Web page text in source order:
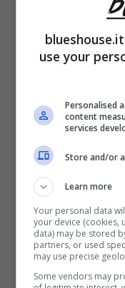
Diversi sono
snocciolati da
nel corso di
divertente però
loro figlio.
use your
Personalised
content
services
Store and/or
Learn more
Your personal data
your device (cookies,
data) may be stored
partners, or used
may use precise
Some vendors may